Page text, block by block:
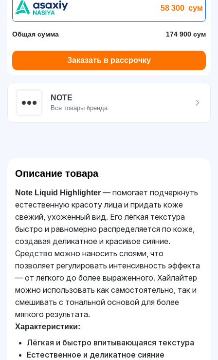
58 300 сум
Общая сумма 174 900 сум
Заказать в рассрочку
NOTE
Все товары бренда
Описание товара
Note Liquid Highlighter — помогает подчеркнуть
естественную красоту лица и придать коже
свежий, ухоженный вид. Его лёгкая текстура
быстро и равномерно распределяется по коже,
создавая деликатное и красивое сияние.
Средство можно наносить слоями, что
позволяет регулировать интенсивность эффекта
— от лёгкого до более выраженного. Хайлайтер
можно использовать как самостоятельно, так и
смешивать с тональной основой для более
мягкого результата.
Характеристики:
Лёгкая и быстро впитывающаяся текстура
Естественное и деликатное сияние